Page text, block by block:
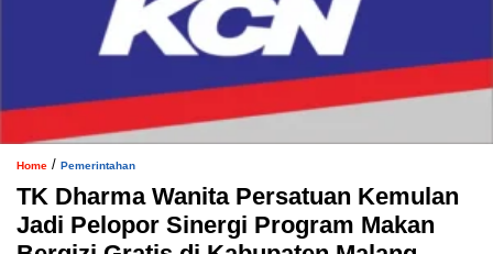
Home / Pemerintahan
TK Dharma Wanita Persatuan Kemulan
Jadi Pelopor Sinergi Program Makan